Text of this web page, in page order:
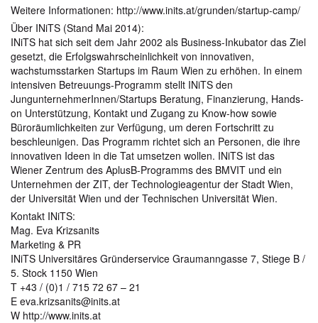
Weitere Informationen: http://www.inits.at/grunden/startup-camp/
Über INiTS (Stand Mai 2014):
INiTS hat sich seit dem Jahr 2002 als Business-Inkubator das Ziel
gesetzt, die Erfolgswahrscheinlichkeit von innovativen,
wachstumsstarken Startups im Raum Wien zu erhöhen. In einem
intensiven Betreuungs-Programm stellt INiTS den
JungunternehmerInnen/Startups Beratung, Finanzierung, Hands-
on Unterstützung, Kontakt und Zugang zu Know-how sowie
Büroräumlichkeiten zur Verfügung, um deren Fortschritt zu
beschleunigen. Das Programm richtet sich an Personen, die ihre
innovativen Ideen in die Tat umsetzen wollen. INiTS ist das
Wiener Zentrum des AplusB-Programms des BMVIT und ein
Unternehmen der ZIT, der Technologieagentur der Stadt Wien,
der Universität Wien und der Technischen Universität Wien.
Kontakt INiTS:
Mag. Eva Krizsanits
Marketing & PR
INiTS Universitäres Gründerservice Graumanngasse 7, Stiege B /
5. Stock 1150 Wien
T +43 / (0)1 / 715 72 67 – 21
E eva.krizsanits@inits.at
W http://www.inits.at